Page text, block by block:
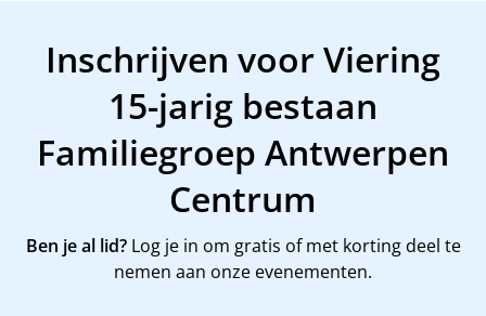
Inschrijven voor Viering
15-jarig bestaan
Familiegroep Antwerpen
Centrum
Ben je al lid?Log je in om gratis of met korting deel te
nemen aan onze evenementen.